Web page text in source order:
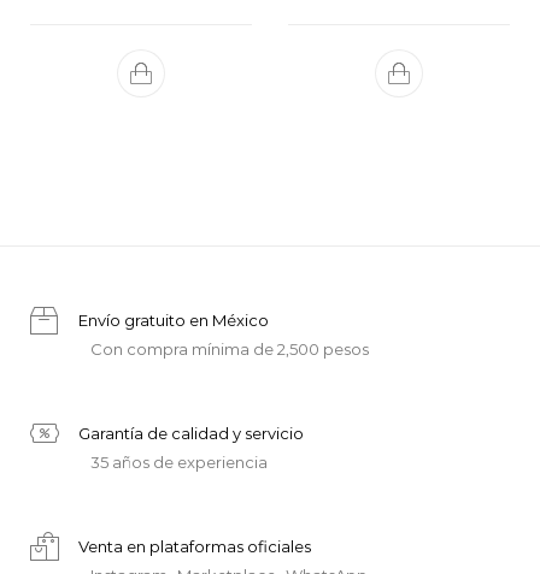
Envío gratuito en México
Con compra mínima de 2,500 pesos
Garantía de calidad y servicio
35 años de experiencia
Venta en plataformas oficiales